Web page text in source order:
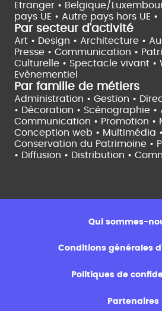
Etranger • Belgique/
pays UE • Autre pays hors UE •
Par secteur d'activité
Art • Design • Architecture •
Presse • Communication •
Culturelle • Spectacle vivant •
Evènementiel
Par famille de métiers
Administration • Gestion •
• Décoration • Scénographie •
Communication • Promotion •
Conception web • Multimédia
Conservation du Patrimoine •
• Diffusion • Distribution •
Qui sommes-
Conditions générales
Politiques de
Partenaires